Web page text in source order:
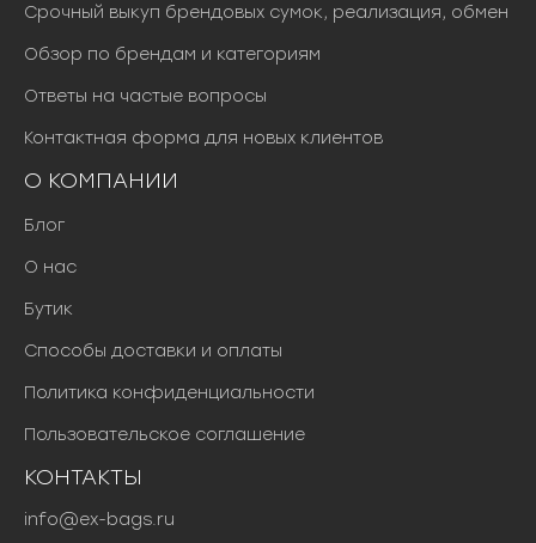
Срочный выкуп брендовых сумок, реализация, обмен
Обзор по брендам и категориям
Ответы на частые вопросы
Контактная форма для новых клиентов
О КОМПАНИИ
Блог
О нас
Бутик
Способы доставки и оплаты
Политика конфиденциальности
Пользовательское соглашение
КОНТАКТЫ
info@ex-bags.ru